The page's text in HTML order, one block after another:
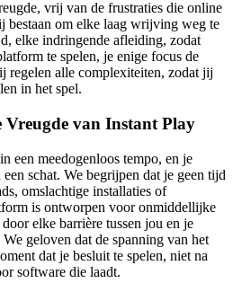
vrij van de frustraties die online
bestaan om elke laag wrijving weg te
elke indringende afleiding, zodat
te spelen, je enige focus de
regelen alle complexiteiten, zodat jij
in het spel.
van Instant Play
een meedogenloos tempo, en je
schat. We begrijpen dat je geen tijd
omslachtige installaties of
is ontworpen voor onmiddellijke
elke barrière tussen jou en je
geloven dat de spanning van het
dat je besluit te spelen, niet na
software die laadt.